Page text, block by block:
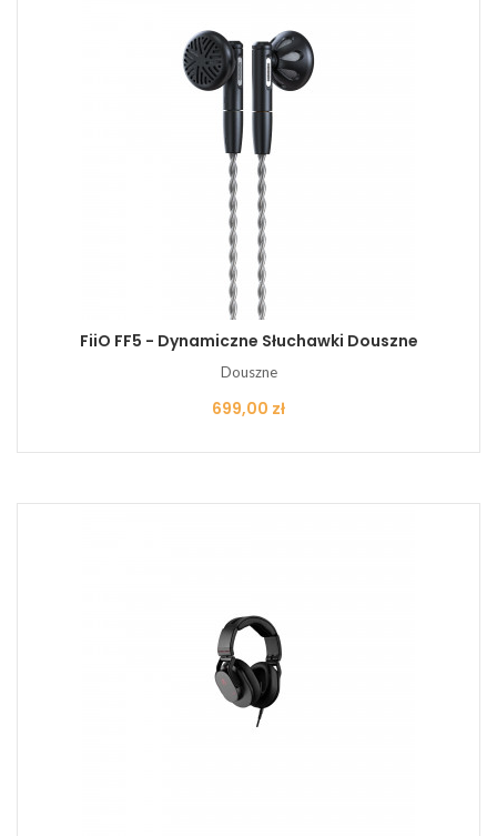
FiiO FF5 - Dynamiczne Słuchawki Douszne
Douszne
Cena
699,00 zł